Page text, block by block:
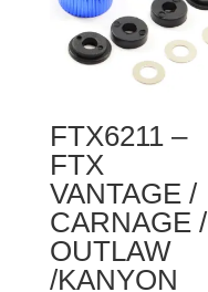
CARNAGE
BANZAI
SERVO
SAVER
POST
(2PCS)
FTX6211 –
FTX
VANTAGE /
CARNAGE /
OUTLAW
/KANYON